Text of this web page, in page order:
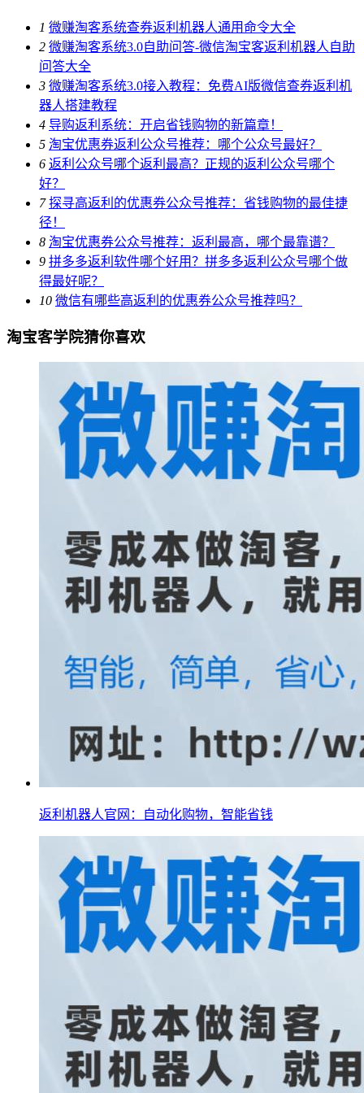
1 微赚淘客系统查券返利机器人通用命令大全
2 微赚淘客系统3.0自助问答-微信淘宝客返利机器人自助
问答大全
3 微赚淘客系统3.0接入教程：免费AI版微信查券返利机
器人搭建教程
4 导购返利系统：开启省钱购物的新篇章！
5 淘宝优惠券返利公众号推荐：哪个公众号最好？
6 返利公众号哪个返利最高？正规的返利公众号哪个
好？
7 探寻高返利的优惠券公众号推荐：省钱购物的最佳捷
径！
8 淘宝优惠券公众号推荐：返利最高，哪个最靠谱？
9 拼多多返利软件哪个好用？拼多多返利公众号哪个做
得最好呢？
10 微信有哪些高返利的优惠券公众号推荐吗？
淘宝客学院猜你喜欢
返利机器人官网：自动化购物，智能省钱